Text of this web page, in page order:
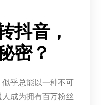
抖音，
密？
似乎总能以一种不可
成为拥有百万粉丝